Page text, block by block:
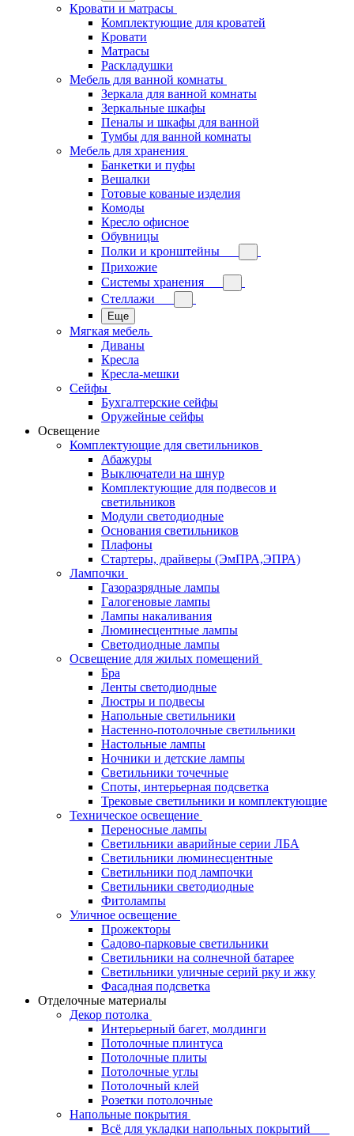
Кровати и матрасы
Комплектующие для кроватей
Кровати
Матрасы
Раскладушки
Мебель для ванной комнаты
Зеркала для ванной комнаты
Зеркальные шкафы
Пеналы и шкафы для ванной
Тумбы для ванной комнаты
Мебель для хранения
Банкетки и пуфы
Вешалки
Готовые кованые изделия
Комоды
Кресло офисное
Обувницы
Полки и кронштейны
Прихожие
Системы хранения
Стеллажи
Еще
Мягкая мебель
Диваны
Кресла
Кресла-мешки
Сейфы
Бухгалтерские сейфы
Оружейные сейфы
Освещение
Комплектующие для светильников
Абажуры
Выключатели на шнур
Комплектующие для подвесов и
светильников
Модули светодиодные
Основания светильников
Плафоны
Стартеры, драйверы (ЭмПРА,ЭПРА)
Лампочки
Газоразрядные лампы
Галогеновые лампы
Лампы накаливания
Люминесцентные лампы
Светодиодные лампы
Освещение для жилых помещений
Бра
Ленты светодиодные
Люстры и подвесы
Напольные светильники
Настенно-потолочные светильники
Настольные лампы
Ночники и детские лампы
Светильники точечные
Споты, интерьерная подсветка
Трековые светильники и комплектующие
Техническое освещение
Переносные лампы
Светильники аварийные серии ЛБА
Светильники люминесцентные
Светильники под лампочки
Светильники светодиодные
Фитолампы
Уличное освещение
Прожекторы
Садово-парковые светильники
Светильники на солнечной батарее
Светильники уличные серий рку и жку
Фасадная подсветка
Отделочные материалы
Декор потолка
Интерьерный багет, молдинги
Потолочные плинтуса
Потолочные плиты
Потолочные углы
Потолочный клей
Розетки потолочные
Напольные покрытия
Всё для укладки напольных покрытий